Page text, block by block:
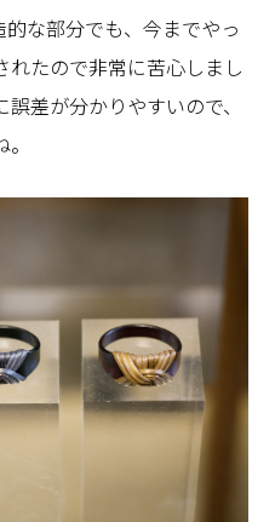
な部分でも、今までやっ
れたので非常に苦心しまし
差が分かりやすいので、